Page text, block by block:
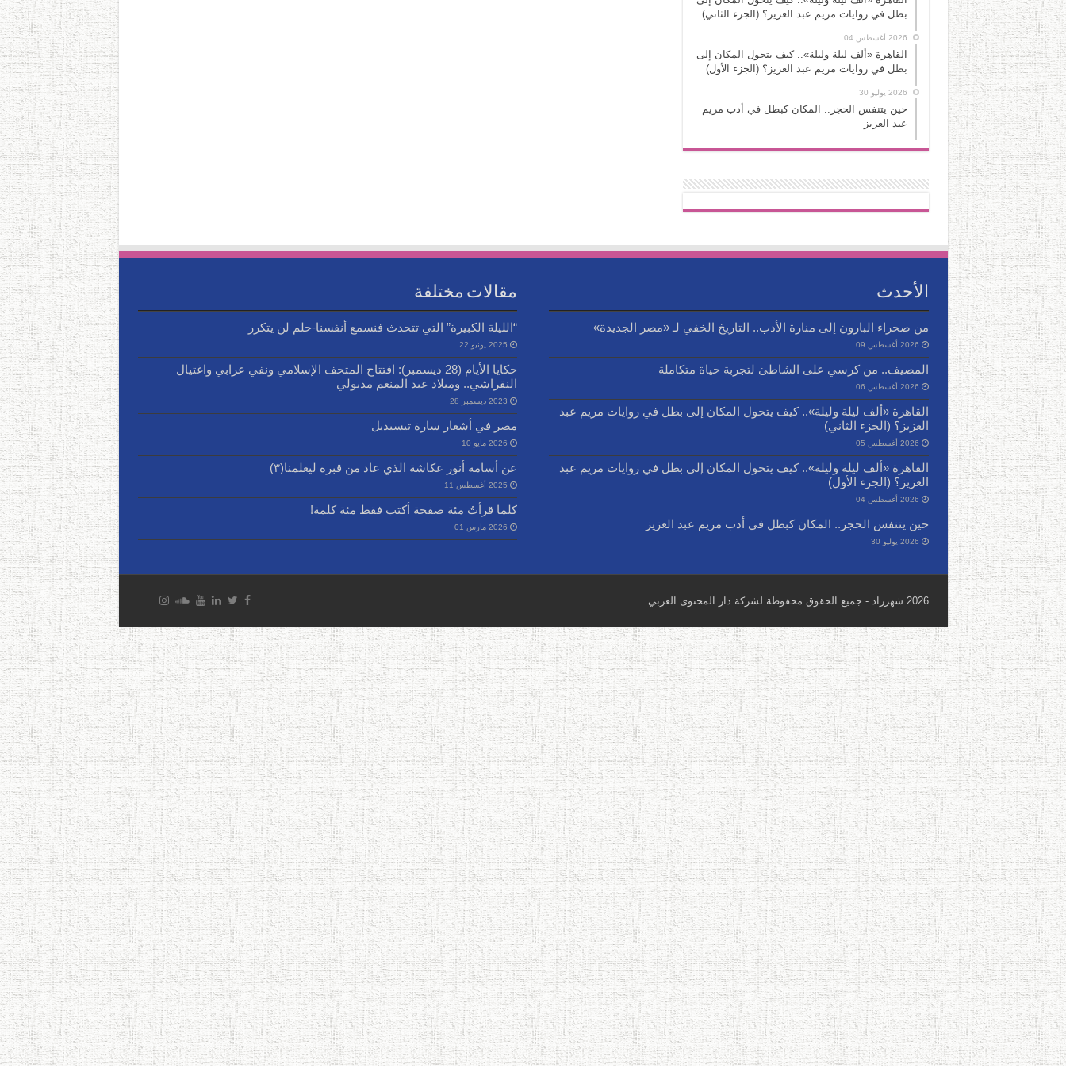
بطل في روايات مريم عبد العزيز؟ (الجزء الثاني)
2026 أغسطس 04
القاهرة «ألف ليلة وليلة».. كيف يتحول المكان إلى
بطل في روايات مريم عبد العزيز؟ (الجزء الأول)
2026 يوليو 30
حين يتنفس الحجر.. المكان كبطل في أدب مريم
عبد العزيز
الأحدث
من صحراء البارون إلى منارة الأدب.. التاريخ الخفي لـ «مصر الجديدة»
2026 أغسطس 09
المصيف.. من كرسي على الشاطئ لتجربة حياة متكاملة
2026 أغسطس 06
القاهرة «ألف ليلة وليلة».. كيف يتحول المكان إلى بطل في روايات مريم عبد
العزيز؟ (الجزء الثاني)
2026 أغسطس 05
القاهرة «ألف ليلة وليلة».. كيف يتحول المكان إلى بطل في روايات مريم عبد
العزيز؟ (الجزء الأول)
2026 أغسطس 04
حين يتنفس الحجر.. المكان كبطل في أدب مريم عبد العزيز
2026 يوليو 30
مقالات مختلفة
“الليلة الكبيرة” التي تتحدث فنسمع أنفسنا-حلم لن يتكرر
2025 يونيو 22
حكايا الأيام (28 ديسمبر): افتتاح المتحف الإسلامي ونفي عرابي واغتيال
النقراشي.. وميلاد عبد المنعم مدبولي
2023 ديسمبر 28
مصر في أشعار سارة تيسيديل
2026 مايو 10
عن أسامه أنور عكاشة الذي عاد من قبره ليعلمنا(٣)
2025 أغسطس 11
كلما قرأتُ مئة صفحة أكتب فقط مئة كلمة!
2026 مارس 01
2026 شهرزاد - جميع الحقوق محفوظة لشركة دار المحتوى العربي